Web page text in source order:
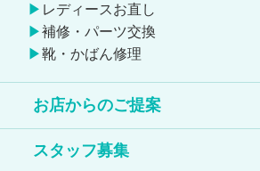
レディースお直し
補修・パーツ交換
靴・かばん修理
お店からのご提案
スタッフ募集
ダイエー宝塚中山店